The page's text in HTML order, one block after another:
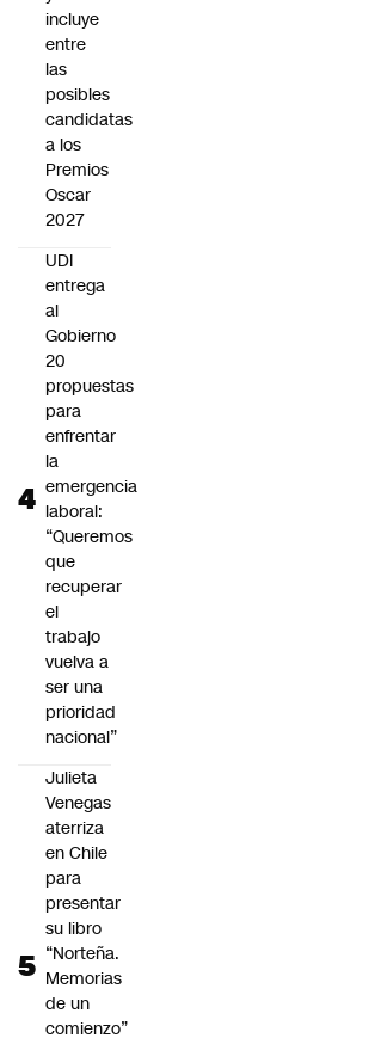
incluye
entre
las
posibles
candidatas
a los
Premios
Oscar
2027
UDI
entrega
al
Gobierno
20
propuestas
para
enfrentar
la
emergencia
laboral:
“Queremos
que
recuperar
el
trabajo
vuelva a
ser una
prioridad
nacional”
Julieta
Venegas
aterriza
en Chile
para
presentar
su libro
“Norteña.
Memorias
de un
comienzo”